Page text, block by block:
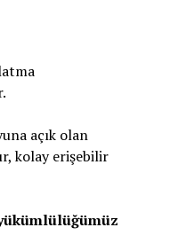
açık olan
kolay erişebilir